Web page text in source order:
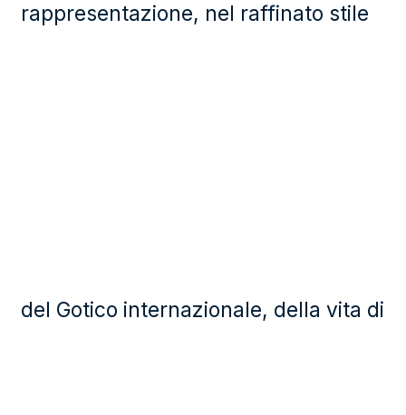
rappresentazione, nel raffinato stile
del Gotico internazionale, della vita di